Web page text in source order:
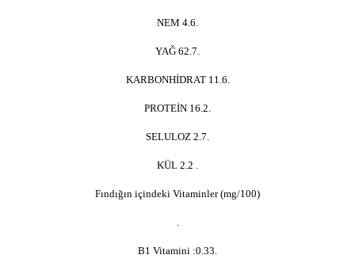
NEM 4.6.
YAĞ 62.7.
KARBONHİDRAT 11.6.
PROTEİN 16.2.
SELULOZ 2.7.
KÜL 2.2 .
Fındığın içindeki Vitaminler (mg/100)
B1 Vitamini :0.33.